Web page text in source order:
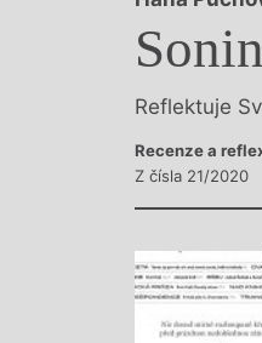
Výroční ceny
Reflektuje
Recenze a
Z čísla 21/2020